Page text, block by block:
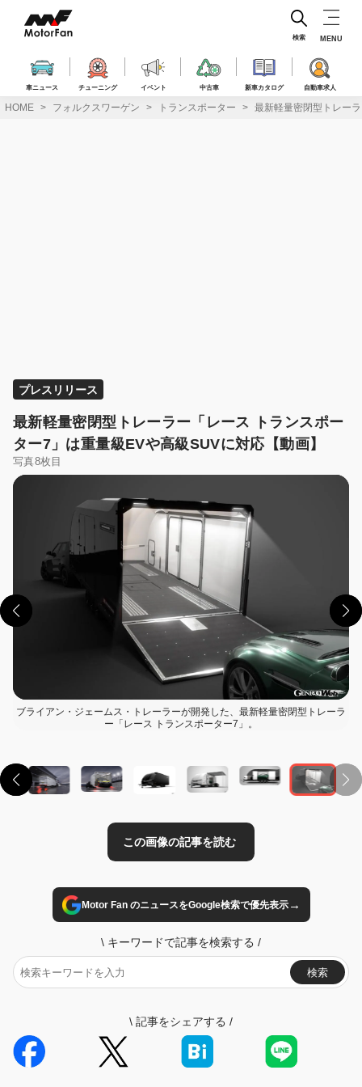
ス
車ニュース チューニング イベント 中古車 新車カタログ 自動車求人
検索 MENU
HOME フォルクスワーゲン トランスポーター 最新軽量密閉型トレー
プレスリリース
最新軽量密閉型トレーラー「レース トランスポー
ター7」は重量級EVや高級SUVに対応【動画】
写真8枚目
ブライアン・ジェームス・トレーラーが開発した、最新軽量密閉型トレーラ
ー「レース トランスポーター7」。
この画像の記事を読む
Motor Fan のニュースをGoogle検索で優先表示→
\ キーワードで記事を検索する /
検索
\ 記事をシェアする /